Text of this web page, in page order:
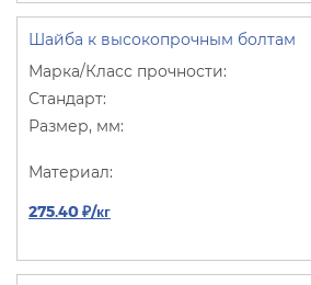
Шайба к высокопрочным болтам
275.40 ₽/кг